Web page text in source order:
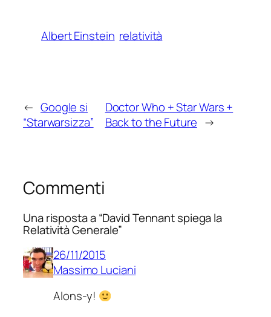
Albert Einstein relatività
← Google si
“Starwarsizza”
Doctor Who + Star Wars +
Back to the Future →
Commenti
Una risposta a “David Tennant spiega la
Relatività Generale”
26/11/2015
Massimo Luciani
Alons-y!